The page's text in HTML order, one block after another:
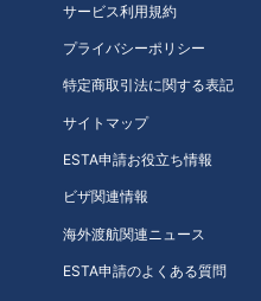
サービス利用規約
プライバシーポリシー
特定商取引法に関する表記
サイトマップ
ESTA申請お役立ち情報
ビザ関連情報
海外渡航関連ニュース
ESTA申請のよくある質問